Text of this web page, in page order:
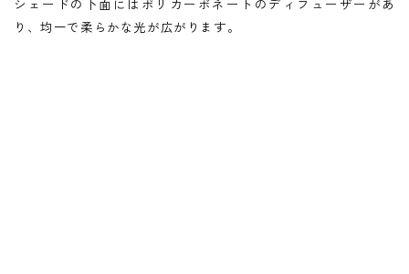
り、均一で柔らかな光が広がります。